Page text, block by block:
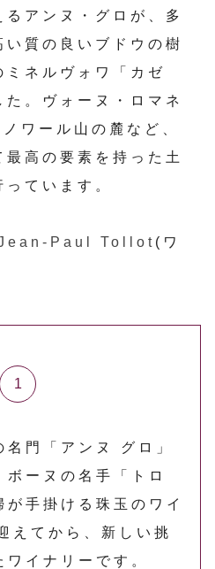
アンヌ・グロが、多
質の良いブドウの樹
ミネルヴォワ「カゼ
。ヴォーヌ・ロマネ
ワール山の麓など、
高の要素を持った土
ています。
Paul Tollot (ワ
名門「アンヌ グロ」
ーヌの名手「トロ
手掛ける珠玉のワイ
えてから、新しい挑
イナリーです。